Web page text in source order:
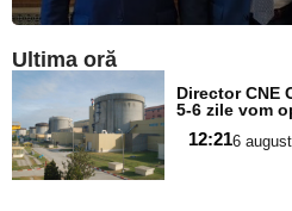
Ultima oră
Adaugă
aici textul
pentru
subtitlu
Director CNE
5-6 zile vom
12:216